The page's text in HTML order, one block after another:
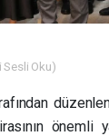
Sesli Oku)
önemli